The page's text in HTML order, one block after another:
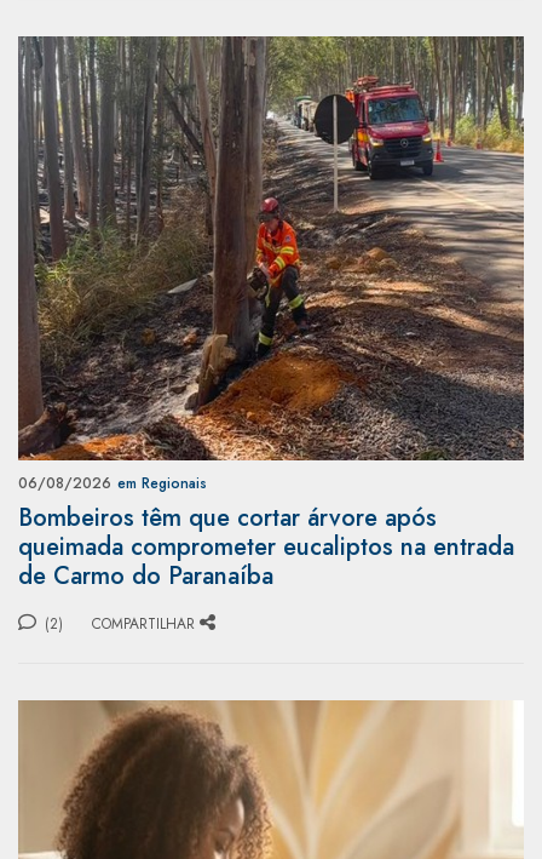
06/08/2026 em Regionais
Bombeiros têm que cortar árvore após
queimada comprometer eucaliptos na entrada
de Carmo do Paranaíba
(2) COMPARTILHAR